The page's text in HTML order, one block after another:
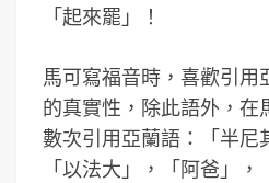
「起來罷」！
馬可寫福音時，喜歡引用
的真實性，除此語外，在
數次引用亞蘭語：「半尼
「以法大」，「阿爸」